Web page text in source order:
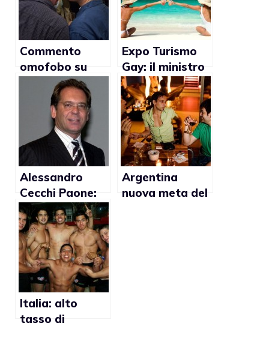
Commento
omofobo su
Booking.com,
interviene
l’assessore al
turismo della
Sardegna
Expo Turismo
Gay: il ministro
Michela Vittoria
Brambilla
concede
patrocinio
Alessandro
Cecchi Paone:
“La Costiera
Amalfitana
deve puntare
sui gay”
Argentina
nuova meta del
Italia: alto
tasso di